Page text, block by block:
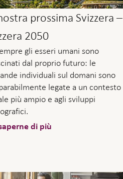
prossima Svizzera –
2050
gli esseri umani sono
dal proprio futuro: le
individuali sul domani sono
legate a un contesto
più ampio e agli sviluppi
di più